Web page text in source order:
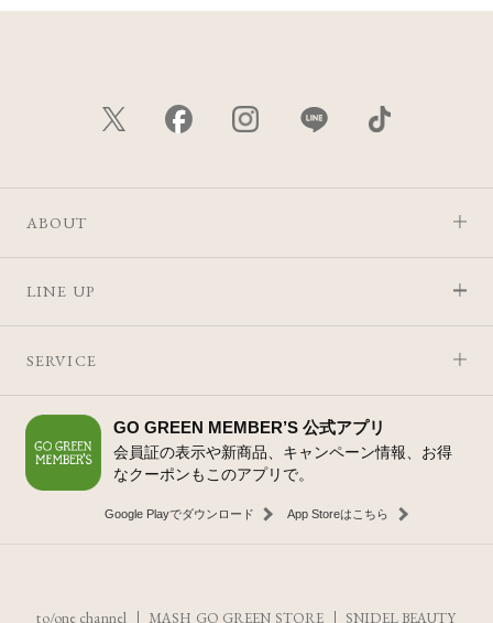
ABOUT
LINE UP
SERVICE
GO GREEN MEMBER’S 公式アプリ
会員証の表示や新商品、キャンペーン情報、お得
なクーポンもこのアプリで。
Google Playでダウンロード App Storeはこちら
to/one channel MASH GO GREEN STORE SNIDEL BEAUTY